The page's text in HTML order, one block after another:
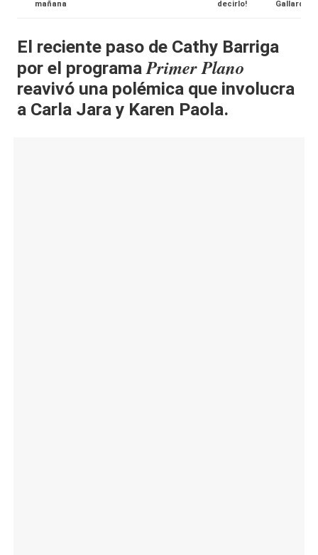
it
y
s,
T
mañana
decirlo!
Gallardo
El reciente paso de Cathy Barriga
por el programa Primer Plano
reavivó una polémica que involucra
a Carla Jara y Karen Paola.